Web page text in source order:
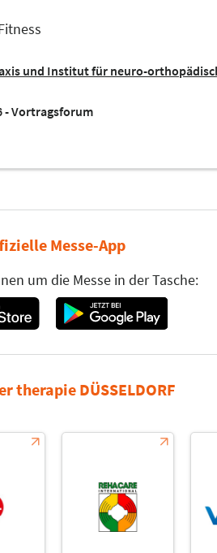
und Institut für neuro-
- Vortragsforum
Messe-App
um die Messe in der Tasche:
therapie DÜSSELDORF